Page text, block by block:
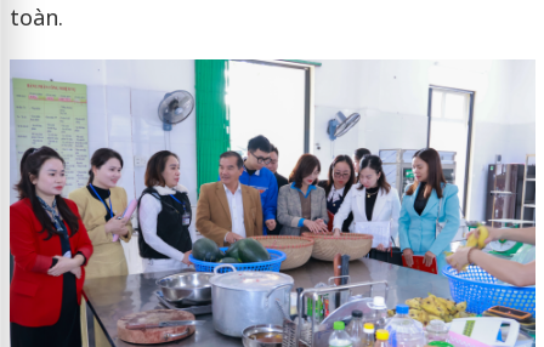
toàn.